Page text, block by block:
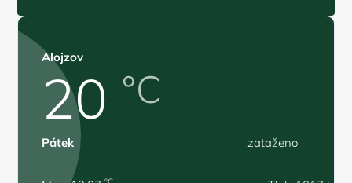
Alojzov
20 °C
Pátek zataženo